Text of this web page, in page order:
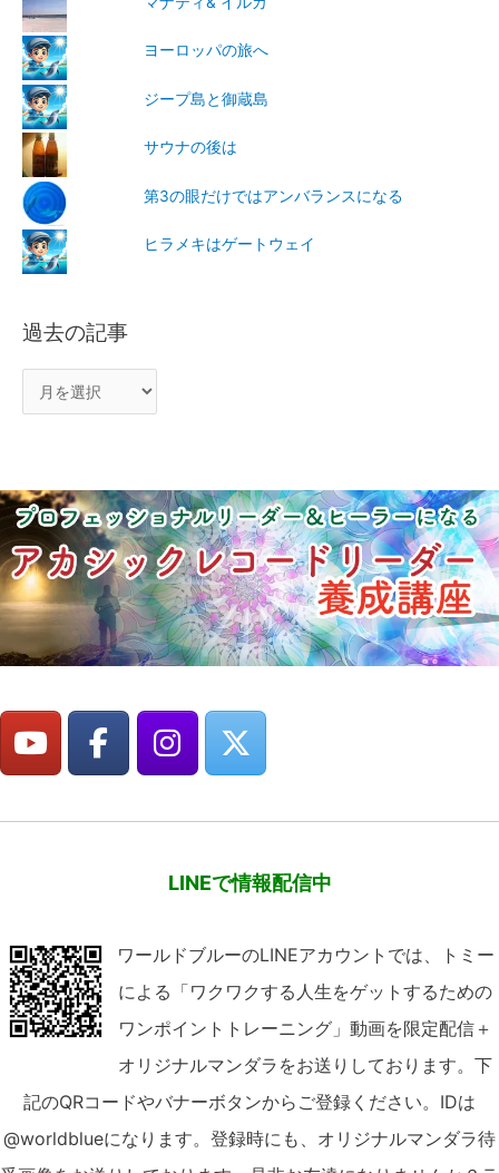
ヨーロッパの旅へ
ジープ島と御蔵島
サウナの後は
第3の眼だけではアンバランスになる
ヒラメキはゲートウェイ
過去の記事
LINEで情報配信中
ワールドブルーのLINEアカウントでは、トミー
による「ワクワクする人生をゲットするための
ワンポイントトレーニング」動画を限定配信＋
オリジナルマンダラをお送りしております。下
記のQRコードやバナーボタンからご登録ください。IDは
@worldblueになります。登録時にも、オリジナルマンダラ待